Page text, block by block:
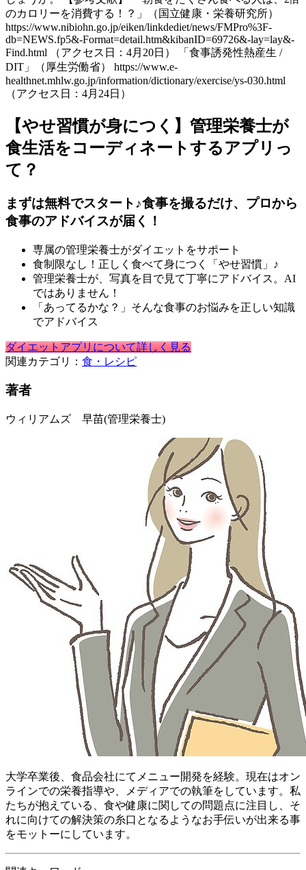
のカロリーを消費する！？」（国立健康・栄養研究所）
https://www.nibiohn.go.jp/eiken/linkdediet/news/FMPro%3F-
db=NEWS.fp5&-Format=detail.htm&kibanID=69726&-lay=lay&-
Find.html （アクセス日：4月20日） 「食事誘発性熱産生 /
DIT」（厚生労働省） https://www.e-
healthnet.mhlw.go.jp/information/dictionary/exercise/ys-030.html
（アクセス日：4月24日）
【やせ習慣が身につく】管理栄養士が
食生活をコーディネートするアプリっ
て？
まずは無料でスタート♪食事を撮るだけ、プロから
食事のアドバイスが届く！
専属の管理栄養士がダイエットをサポート
食制限なし！正しく食べて身につく「やせ習慣」♪
管理栄養士が、写真を目で見て丁寧にアドバイス。AI
ではありません！
「あってるかな？」そんな食事のお悩みを正しい知識
でアドバイス
ダイエットアプリについて詳しく見る
関連カテゴリ： 食・レシピ
著者
ウィリアムズ 早苗(管理栄養士)
大学卒業後、食品会社にてメニュー開発を経験。現在はオン
ラインでの栄養指導や、メディアでの執筆をしています。私
たちが抱えている、食や健康に関しての問題点に注目し、そ
れに向けての解決策の糸口となるようなお手伝いが出来る事
をモットーにしています。